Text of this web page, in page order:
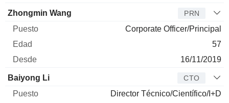
Zhongmin Wang PRN
Corporate Officer/Principal
57
16/11/2019
Baiyong Li CTO
Director Técnico/Científico/I+D